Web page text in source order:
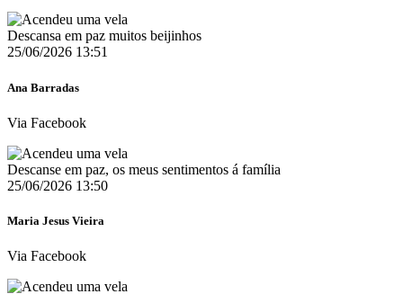
Descansa em paz muitos beijinhos
25/06/2026 13:51
Ana Barradas
Via Facebook
Descanse em paz, os meus sentimentos á família
25/06/2026 13:50
Maria Jesus Vieira
Via Facebook